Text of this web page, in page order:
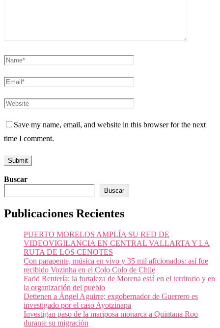
Save my name, email, and website in this browser for the next
time I comment.
Buscar
Buscar
Publicaciones Recientes
PUERTO MORELOS AMPLÍA SU RED DE
VIDEOVIGILANCIA EN CENTRAL VALLARTA Y LA
RUTA DE LOS CENOTES
Con parapente, música en vivo y 35 mil aficionados: así fue
recibido Vozinha en el Colo Colo de Chile
Farid Rentería: la fortaleza de Morena está en el territorio y en
la organización del pueblo
Detienen a Ángel Aguirre; exgobernador de Guerrero es
investigado por el caso Ayotzinapa
Investigan paso de la mariposa monarca a Quintana Roo
durante su migración